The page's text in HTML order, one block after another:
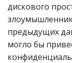
дискового
предыдущих
могло бы